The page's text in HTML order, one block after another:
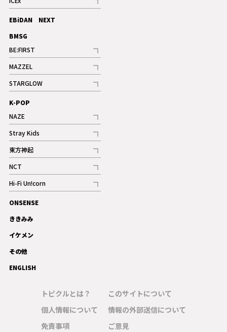
記事
EBiDAN NEXT
BMSG
BE:FIRST
記事
ギャラリー
MAZZEL
記事
ギャラリー
STARGLOW
記事
K-POP
NAZE
記事
Stray Kids
記事
東方神起
記事
NCT
記事
Hi-Fi Un!corn
記事
ギャラリー
ONSENSE
ききみみ
イケメン
その他
ENGLISH
トピクルとは？
個人情報について
免責事項
このサイトについて
情報の外部送信について
ご意見